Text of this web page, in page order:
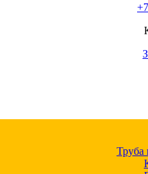
Труба